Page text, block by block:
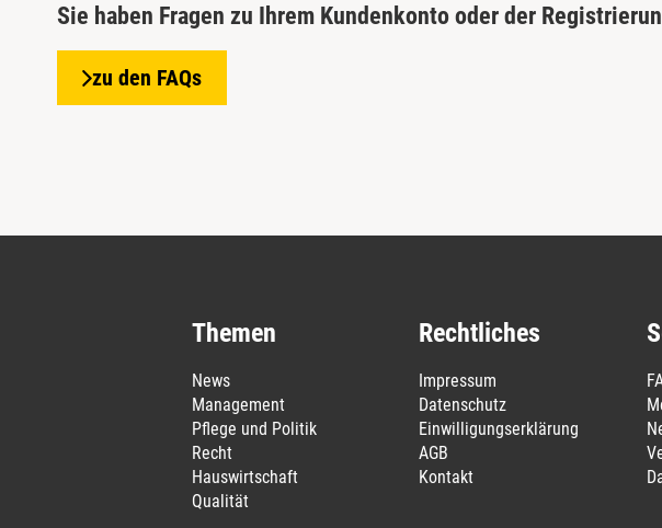
Sie haben Fragen zu Ihrem Kundenkonto oder der
zu den FAQs
Themen
News
Management
Pflege und Politik
Recht
Hauswirtschaft
Qualität
Rechtliches
Impressum
Datenschutz
Einwilligungserklärung
AGB
Kontakt